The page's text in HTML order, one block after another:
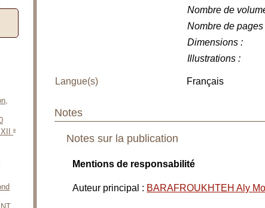
e
Nombre de
Nombre de pages
Dimensions :
Illustrations :
Langue(s) Français
Notes
Notes sur la publication
Mentions de responsabilité
Auteur principal : BARAFROUKHTEH Aly